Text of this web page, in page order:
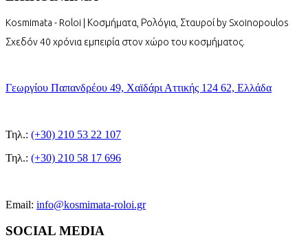
Kosmimata - Roloi | Κοσμήματα, Ρολόγια, Σταυροί by Sxoinopoulos
Σχεδόν 40 χρόνια εμπειρία στον χώρο του κοσμήματος.
Γεωργίου Παπανδρέου 49, Χαϊδάρι Αττικής 124 62, Ελλάδα
Τηλ.: (+30) 210 53 22 107
Τηλ.: (+30) 210 58 17 696
Email: info@kosmimata-roloi.gr
SOCIAL MEDIA